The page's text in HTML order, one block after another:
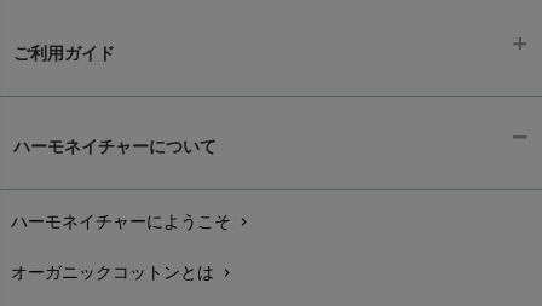
ご利用ガイド
配送と送料chevron_right
在庫状況と発送予定chevron_right
ハーモネイチャーについて
ハーモネイチャーにようこそ chevron_right
オーガニックコットンとは chevron_right